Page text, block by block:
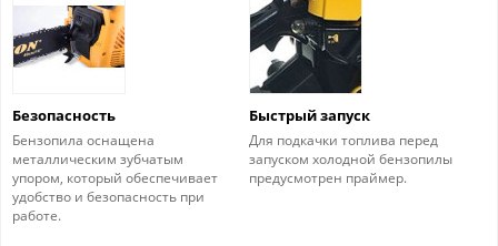
Безопасность
Бензопила оснащена
металлическим зубчатым
упором, который обеспечивает
удобство и безопасность при
работе.
Быстрый запуск
Для подкачки топлива перед
запуском холодной бензопилы
предусмотрен праймер.